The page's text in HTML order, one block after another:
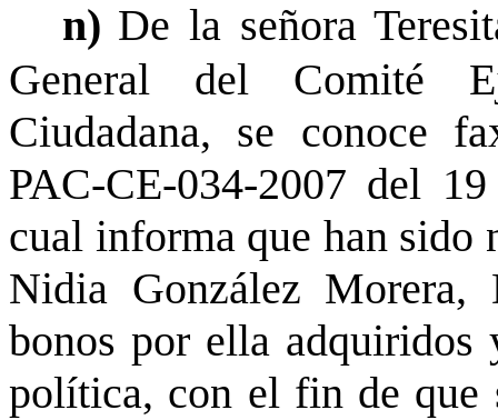
n) De la señora
General del Comité
Ciudadana, se conoce
PAC-CE-034-2007 del
cual informa que han sido
Nidia González Morera,
bonos por ella adquiridos
política, con el fin de que